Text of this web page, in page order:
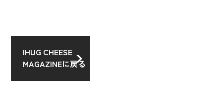
IHUG CHEESE
MAGAZINEに戻る